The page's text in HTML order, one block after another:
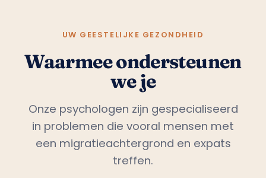
UW GEESTELIJKE GEZONDHEID
Waarmee ondersteunen
we je
Onze psychologen zijn gespecialiseerd
in problemen die vooral mensen met
een migratieachtergrond en expats
treffen.